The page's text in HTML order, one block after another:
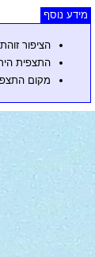
מידע נוסף
הציפור
התצפית
מקום